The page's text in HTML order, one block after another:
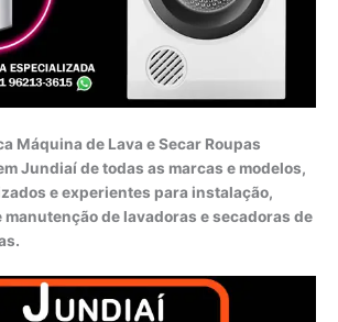
Máquina de Lava e Secar Roupas
Jundiaí de todas as marcas e modelos,
e experientes para instalação,
de lavadoras e secadoras de